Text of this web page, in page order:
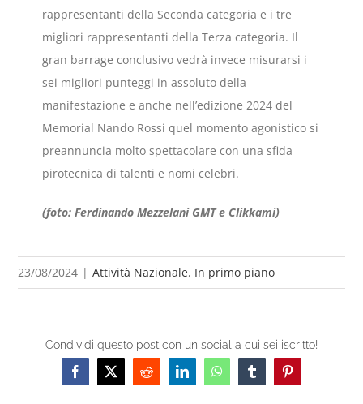
rappresentanti della Seconda categoria e i tre
migliori rappresentanti della Terza categoria. Il
gran barrage conclusivo vedrà invece misurarsi i
sei migliori punteggi in assoluto della
manifestazione e anche nell’edizione 2024 del
Memorial Nando Rossi quel momento agonistico si
preannuncia molto spettacolare con una sfida
pirotecnica di talenti e nomi celebri.
(foto: Ferdinando Mezzelani GMT e Clikkami)
23/08/2024 | Attività Nazionale, In primo piano
Condividi questo post con un social a cui sei iscritto!
Facebook
X RedditLinkedInWhatsAppTumblrPinterest